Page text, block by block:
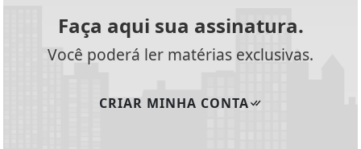
Faça aqui sua assinatura.
Você poderá ler matérias exclusivas.
CRIAR MINHA CONTA